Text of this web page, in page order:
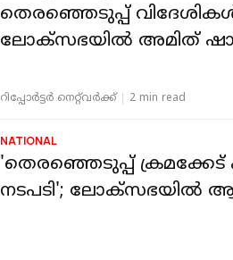
തെരഞ്ഞെടുപ്പ്
ലോക്സഭയിൽ അമിത് ഷാ
റിപ്പോർട്ടർ നെറ്റ്‌വര്‍ക്ക്‌ 2 min read
NATIONAL
'തെരഞ്ഞെടുപ്പ് ക്രമക്കേട്
നടപടി'; ലോക്സഭയിൽ